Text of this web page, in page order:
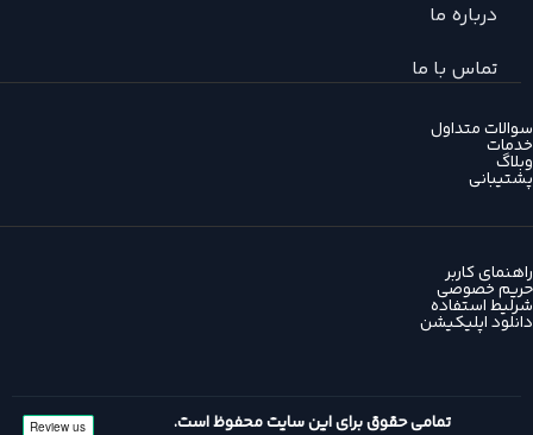
درباره ما
تماس با ما
سوالات متداول
خدمات
وبلاگ
پشتیبانی
راهنمای کاربر
حریم خصوصی
شرلیط استفاده
دانلود اپلیکیشن
تمامی حقوق برای این سایت محفوظ است.